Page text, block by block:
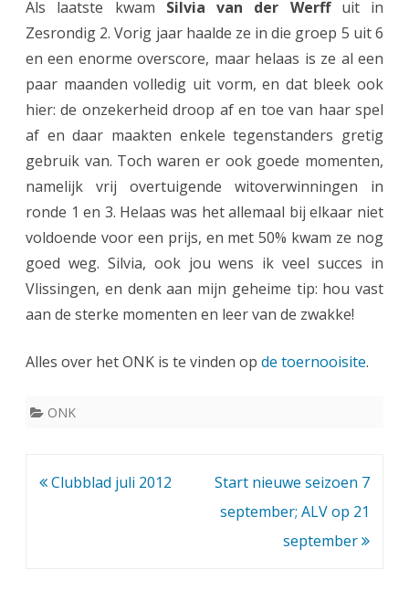
Als laatste kwam Silvia van der Werffuit in
Zesrondig 2. Vorig jaar haalde ze in die groep 5 uit 6
en een enorme overscore, maar helaas is ze al een
paar maanden volledig uit vorm, en dat bleek ook
hier: de onzekerheid droop af en toe van haar spel
af en daar maakten enkele tegenstanders gretig
gebruik van. Toch waren er ook goede momenten,
namelijk vrij overtuigende witoverwinningen in
ronde 1 en 3. Helaas was het allemaal bij elkaar niet
voldoende voor een prijs, en met 50% kwam ze nog
goed weg. Silvia, ook jou wens ik veel succes in
Vlissingen, en denk aan mijn geheime tip: hou vast
aan de sterke momenten en leer van de zwakke!
Alles over het ONK is te vinden op de toernooisite.
ONK
Bericht
Clubblad juli 2012
Start nieuwe seizoen 7
september; ALV op 21
september